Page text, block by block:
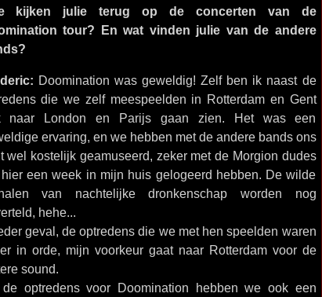
kijken julie terug op de concerten van de
tour? En wat vinden julie van de andere
Doomination was geweldig! Zelf ben ik naast de
die we zelf meespeelden in Rotterdam en Gent
naar London en Parijs gaan zien. Het was een
ervaring, en we hebben met de andere bands ons
wel kostelijk geamuseerd, zeker met de Morgion dudes
een week in mijn huis gelogeerd hebben. De wilde
van nachtelijke dronkenschap worden nog
hehe...
geval, de optredens die we met hen speelden waren
in orde, mijn voorkeur gaat naar Rotterdam voor de
sound.
optredens voor Doomination hebben we ook een